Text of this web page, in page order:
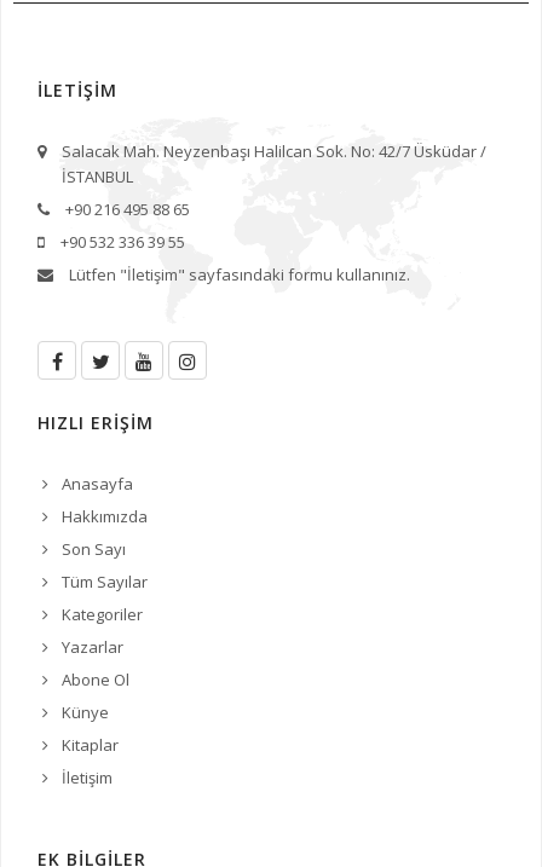
İLETİŞİM
Salacak Mah. Neyzenbaşı Halilcan Sok. No: 42/7 Üsküdar /
İSTANBUL
+90 216 495 88 65
+90 532 336 39 55
Lütfen "İletişim" sayfasındaki formu kullanınız.
HIZLI ERİŞİM
Anasayfa
Hakkımızda
Son Sayı
Tüm Sayılar
Kategoriler
Yazarlar
Abone Ol
Künye
Kitaplar
İletişim
EK BİLGİLER